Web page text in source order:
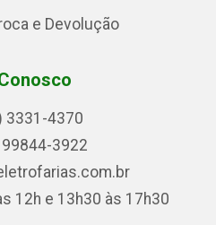
e Devolução
3331-4370
3922
12h e 13h30 às 17h30